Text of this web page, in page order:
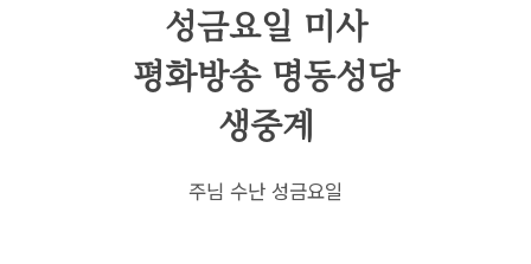
성금요일 미사
평화방송 명동성당
생중계
주님 수난 성금요일